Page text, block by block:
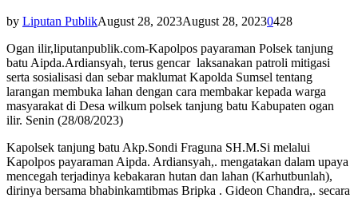
by Liputan PublikAugust 28, 2023August 28, 20230428
Ogan ilir,liputanpublik.com-Kapolpos payaraman Polsek tanjung
batu Aipda.Ardiansyah, terus gencar laksanakan patroli mitigasi
serta sosialisasi dan sebar maklumat Kapolda Sumsel tentang
larangan membuka lahan dengan cara membakar kepada warga
masyarakat di Desa wilkum polsek tanjung batu Kabupaten ogan
ilir. Senin (28/08/2023)
Kapolsek tanjung batu Akp.Sondi Fraguna SH.M.Si melalui
Kapolpos payaraman Aipda. Ardiansyah,. mengatakan dalam upaya
mencegah terjadinya kebakaran hutan dan lahan (Karhutbunlah),
dirinya bersama bhabinkamtibmas Bripka . Gideon Chandra,. secara